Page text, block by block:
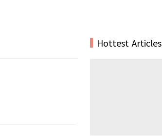
Hottest Articles